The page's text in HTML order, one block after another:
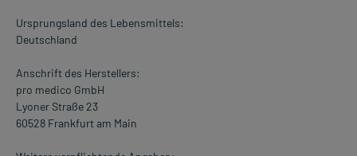
Ursprungsland des Lebensmittels:
Deutschland
Anschrift des Herstellers:
pro medico GmbH
Lyoner Straße 23
60528 Frankfurt am Main